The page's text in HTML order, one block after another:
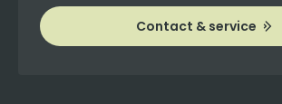
Contact & service